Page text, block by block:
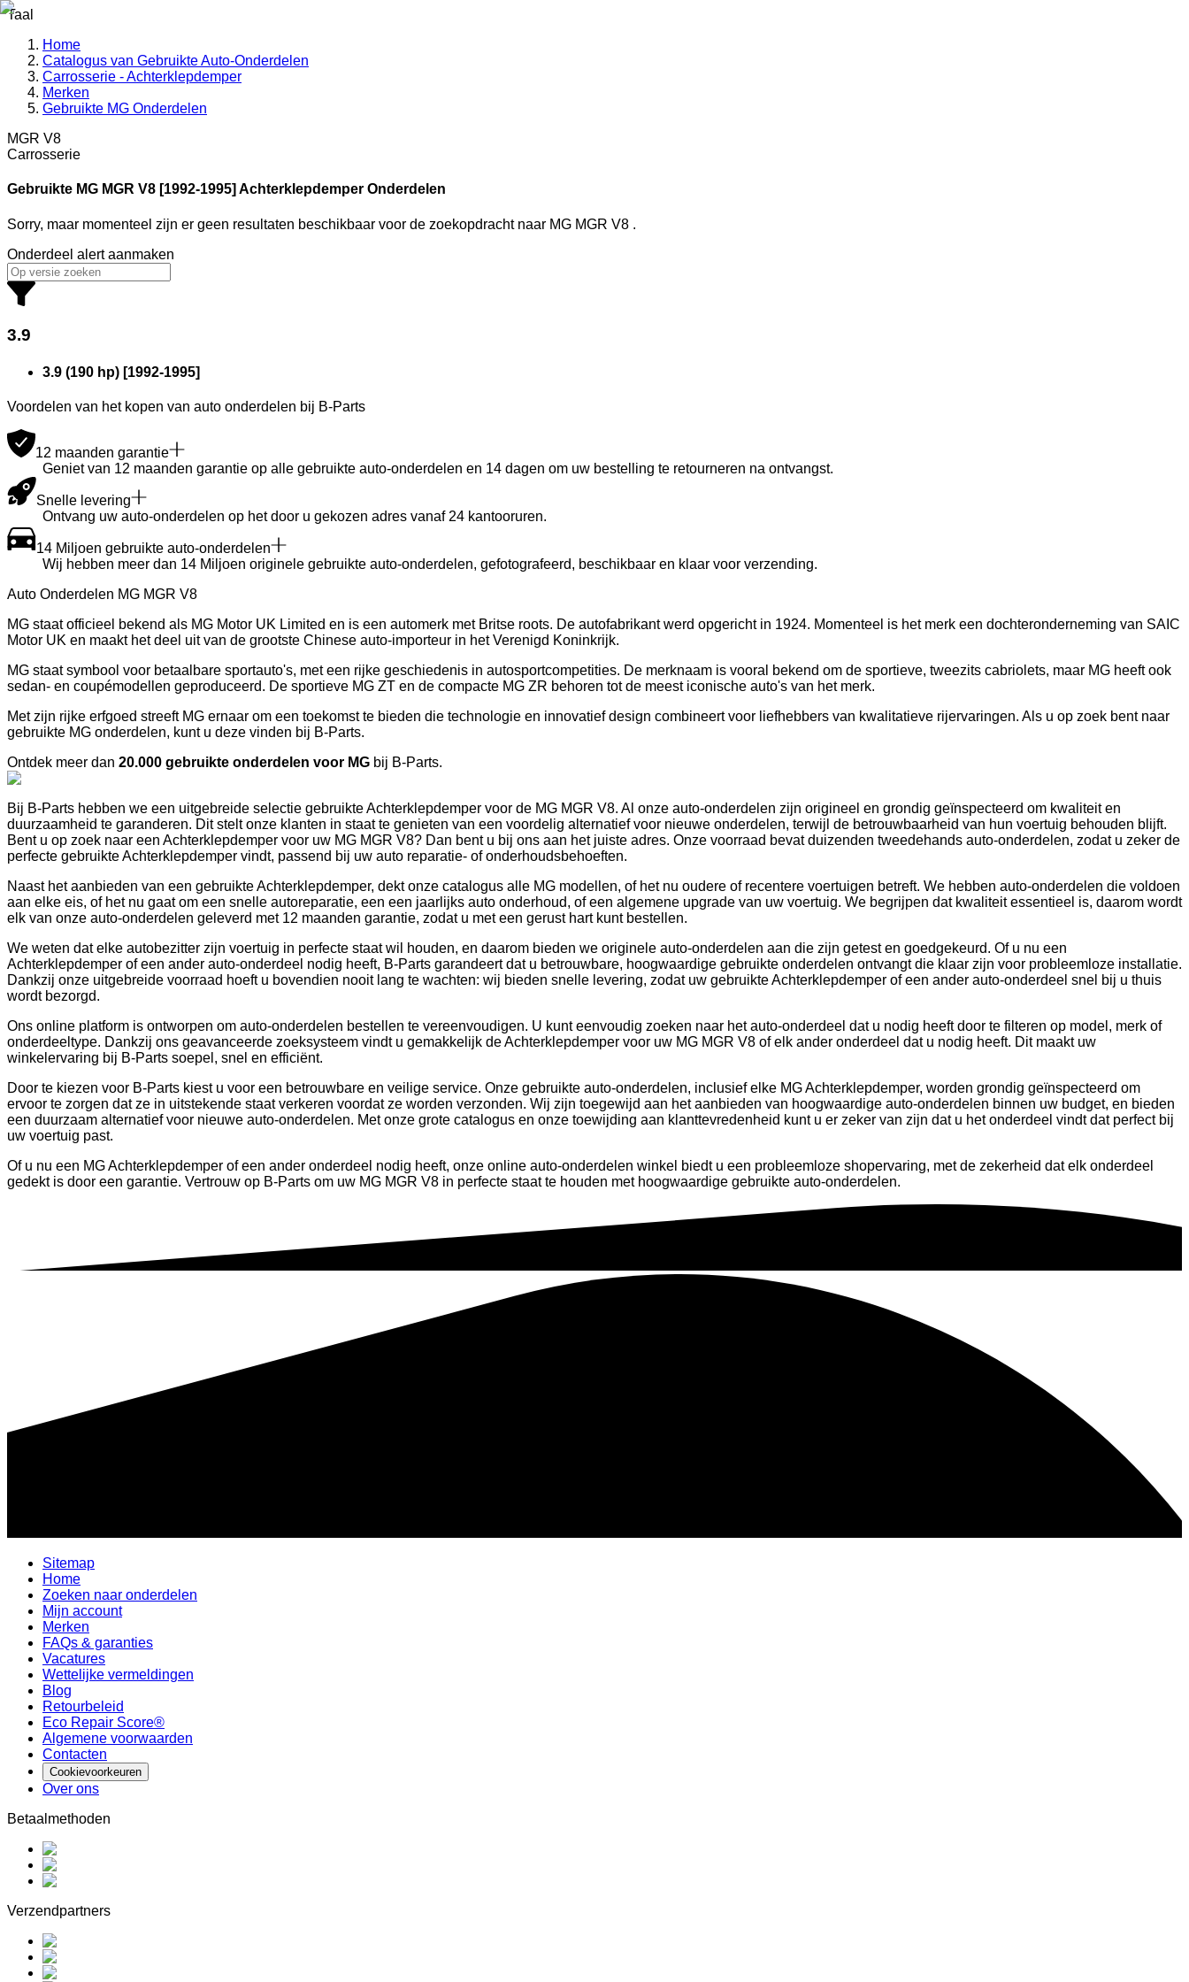
Taal
Home
Catalogus van Gebruikte Auto-Onderdelen
Carrosserie - Achterklepdemper
Merken
Gebruikte MG Onderdelen
MGR V8
Carrosserie
Gebruikte MG MGR V8 [1992-1995] Achterklepdemper Onderdelen
Sorry, maar momenteel zijn er geen resultaten beschikbaar voor de zoekopdracht naar MG MGR V8 .
Onderdeel alert aanmaken
3.9
3.9 (190 hp) [1992-1995]
Voordelen van het kopen van auto onderdelen bij B-Parts
12 maanden garantie
Geniet van 12 maanden garantie op alle gebruikte auto-onderdelen en 14 dagen om uw bestelling te retourneren na ontvangst.
Snelle levering
Ontvang uw auto-onderdelen op het door u gekozen adres vanaf 24 kantooruren.
14 Miljoen gebruikte auto-onderdelen
Wij hebben meer dan 14 Miljoen originele gebruikte auto-onderdelen, gefotografeerd, beschikbaar en klaar voor verzending.
Auto Onderdelen MG MGR V8
MG staat officieel bekend als MG Motor UK Limited en is een automerk met Britse roots. De autofabrikant werd opgericht in 1924. Momenteel is het merk een dochteronderneming van SAIC
Motor UK en maakt het deel uit van de grootste Chinese auto-importeur in het Verenigd Koninkrijk.
MG staat symbool voor betaalbare sportauto's, met een rijke geschiedenis in autosportcompetities. De merknaam is vooral bekend om de sportieve, tweezits cabriolets, maar MG heeft ook
sedan- en coupémodellen geproduceerd. De sportieve MG ZT en de compacte MG ZR behoren tot de meest iconische auto's van het merk.
Met zijn rijke erfgoed streeft MG ernaar om een toekomst te bieden die technologie en innovatief design combineert voor liefhebbers van kwalitatieve rijervaringen. Als u op zoek bent naar
gebruikte MG onderdelen, kunt u deze vinden bij B-Parts.
Ontdek meer dan 20.000 gebruikte onderdelen voor MG bij B-Parts.
Bij B-Parts hebben we een uitgebreide selectie gebruikte Achterklepdemper voor de MG MGR V8. Al onze auto-onderdelen zijn origineel en grondig geïnspecteerd om kwaliteit en
duurzaamheid te garanderen. Dit stelt onze klanten in staat te genieten van een voordelig alternatief voor nieuwe onderdelen, terwijl de betrouwbaarheid van hun voertuig behouden blijft.
Bent u op zoek naar een Achterklepdemper voor uw MG MGR V8? Dan bent u bij ons aan het juiste adres. Onze voorraad bevat duizenden tweedehands auto-onderdelen, zodat u zeker de
perfecte gebruikte Achterklepdemper vindt, passend bij uw auto reparatie- of onderhoudsbehoeften.
Naast het aanbieden van een gebruikte Achterklepdemper, dekt onze catalogus alle MG modellen, of het nu oudere of recentere voertuigen betreft. We hebben auto-onderdelen die voldoen
aan elke eis, of het nu gaat om een snelle autoreparatie, een een jaarlijks auto onderhoud, of een algemene upgrade van uw voertuig. We begrijpen dat kwaliteit essentieel is, daarom wordt
elk van onze auto-onderdelen geleverd met 12 maanden garantie, zodat u met een gerust hart kunt bestellen.
We weten dat elke autobezitter zijn voertuig in perfecte staat wil houden, en daarom bieden we originele auto-onderdelen aan die zijn getest en goedgekeurd. Of u nu een
Achterklepdemper of een ander auto-onderdeel nodig heeft, B-Parts garandeert dat u betrouwbare, hoogwaardige gebruikte onderdelen ontvangt die klaar zijn voor probleemloze installatie.
Dankzij onze uitgebreide voorraad hoeft u bovendien nooit lang te wachten: wij bieden snelle levering, zodat uw gebruikte Achterklepdemper of een ander auto-onderdeel snel bij u thuis
wordt bezorgd.
Ons online platform is ontworpen om auto-onderdelen bestellen te vereenvoudigen. U kunt eenvoudig zoeken naar het auto-onderdeel dat u nodig heeft door te filteren op model, merk of
onderdeeltype. Dankzij ons geavanceerde zoeksysteem vindt u gemakkelijk de Achterklepdemper voor uw MG MGR V8 of elk ander onderdeel dat u nodig heeft. Dit maakt uw
winkelervaring bij B-Parts soepel, snel en efficiënt.
Door te kiezen voor B-Parts kiest u voor een betrouwbare en veilige service. Onze gebruikte auto-onderdelen, inclusief elke MG Achterklepdemper, worden grondig geïnspecteerd om
ervoor te zorgen dat ze in uitstekende staat verkeren voordat ze worden verzonden. Wij zijn toegewijd aan het aanbieden van hoogwaardige auto-onderdelen binnen uw budget, en bieden
een duurzaam alternatief voor nieuwe auto-onderdelen. Met onze grote catalogus en onze toewijding aan klanttevredenheid kunt u er zeker van zijn dat u het onderdeel vindt dat perfect bij
uw voertuig past.
Of u nu een MG Achterklepdemper of een ander onderdeel nodig heeft, onze online auto-onderdelen winkel biedt u een probleemloze shopervaring, met de zekerheid dat elk onderdeel
gedekt is door een garantie. Vertrouw op B-Parts om uw MG MGR V8 in perfecte staat te houden met hoogwaardige gebruikte auto-onderdelen.
Sitemap
Home
Zoeken naar onderdelen
Mijn account
Merken
FAQs & garanties
Vacatures
Wettelijke vermeldingen
Blog
Retourbeleid
Eco Repair Score®
Algemene voorwaarden
Contacten
Cookievoorkeuren
Over ons
Betaalmethoden
Verzendpartners